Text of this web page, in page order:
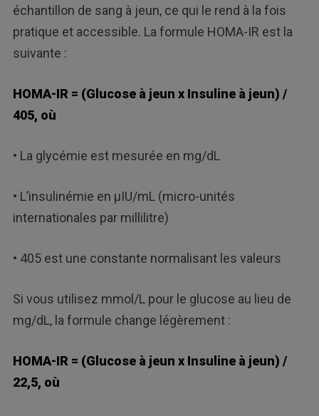
échantillon de sang à jeun, ce qui le rend à la fois
pratique et accessible. La formule HOMA-IR est la
suivante :
HOMA-IR = (Glucose à jeun x Insuline à jeun) /
405, où
• La glycémie est mesurée en mg/dL
• L’insulinémie en μIU/mL (micro-unités
internationales par millilitre)
• 405 est une constante normalisant les valeurs
Si vous utilisez mmol/L pour le glucose au lieu de
mg/dL, la formule change légèrement :
HOMA-IR = (Glucose à jeun x Insuline à jeun) /
22,5, où